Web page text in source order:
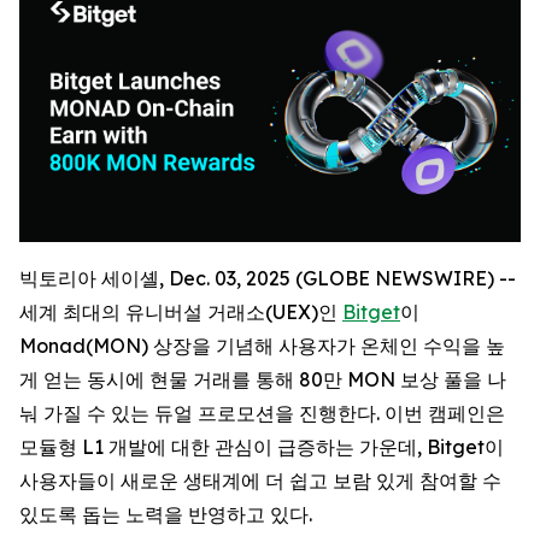
빅토리아 세이셸, Dec. 03, 2025 (GLOBE NEWSWIRE) --
세계 최대의 유니버설 거래소(UEX)인 Bitget이
Monad(MON) 상장을 기념해 사용자가 온체인 수익을 높
게 얻는 동시에 현물 거래를 통해 80만 MON 보상 풀을 나
눠 가질 수 있는 듀얼 프로모션을 진행한다. 이번 캠페인은
모듈형 L1 개발에 대한 관심이 급증하는 가운데, Bitget이
사용자들이 새로운 생태계에 더 쉽고 보람 있게 참여할 수
있도록 돕는 노력을 반영하고 있다.